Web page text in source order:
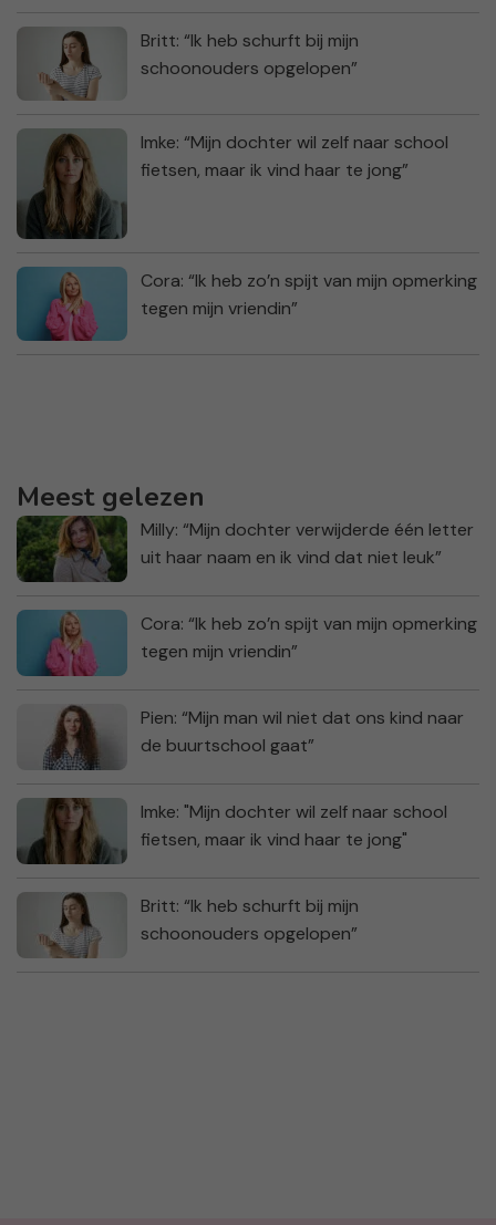
Britt: “Ik heb schurft bij mijn
schoonouders opgelopen”
Imke: “Mijn dochter wil zelf naar school
fietsen, maar ik vind haar te jong”
Cora: “Ik heb zo’n spijt van mijn opmerking
tegen mijn vriendin”
Meest gelezen
Milly: “Mijn dochter verwijderde één letter
uit haar naam en ik vind dat niet leuk”
Cora: “Ik heb zo’n spijt van mijn opmerking
tegen mijn vriendin”
Pien: “Mijn man wil niet dat ons kind naar
de buurtschool gaat”
Imke: "Mijn dochter wil zelf naar school
fietsen, maar ik vind haar te jong"
Britt: “Ik heb schurft bij mijn
schoonouders opgelopen”